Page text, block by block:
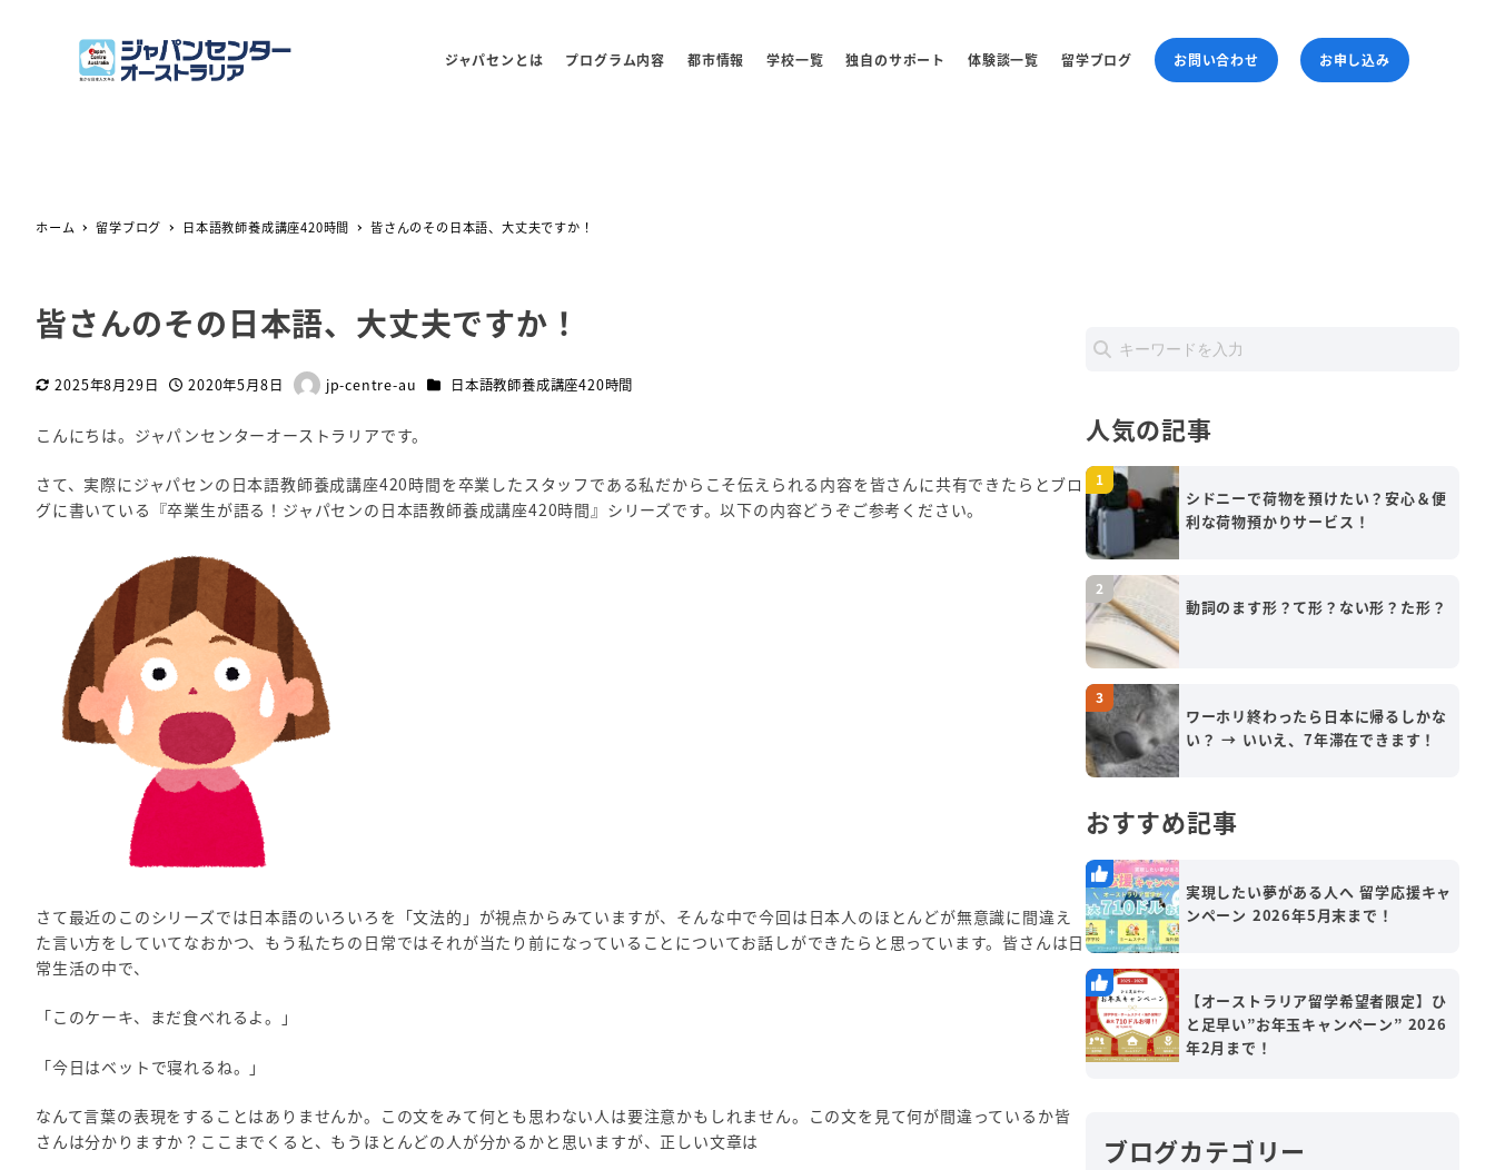
ジャパセンとは プログラム内容 都市情報 学校一覧 独自のサポート 体験談一覧 留学ブログ お問い合わせ お申し込み
ホーム 留学ブログ 日本語教師養成講座420時間 皆さんのその日本語、大丈夫ですか！
皆さんのその日本語、大丈夫ですか！
更新日2025年8月29日 投稿日2020年5月8日
著
jp-centre-au カテゴリー
日本語教師養成講座420時間
こんにちは。ジャパンセンターオーストラリアです。
さて、実際にジャパセンの日本語教師養成講座420時間を卒業したスタッフである私だからこそ伝えられる内容を皆さんに共有できたらとブロ
グに書いている『卒業生が語る！ジャパセンの日本語教師養成講座420時間』シリーズです。以下の内容どうぞご参考ください。
さて最近のこのシリーズでは日本語のいろいろを「文法的」が視点からみていますが、そんな中で今回は日本人のほとんどが無意識に間違え
た言い方をしていてなおかつ、もう私たちの日常ではそれが当たり前になっていることについてお話しができたらと思っています。皆さんは日
常生活の中で、
「このケーキ、まだ食べれるよ。」
「今日はベットで寝れるね。」
なんて言葉の表現をすることはありませんか。この文をみて何とも思わない人は要注意かもしれません。この文を見て何が間違っているか皆
さんは分かりますか？ここまでくると、もうほとんどの人が分かるかと思いますが、正しい文章は
人気の記事
シドニーで荷物を預けたい？安心＆便
利な荷物預かりサービス！
動詞のます形？て形？ない形？た形？
ワーホリ終わったら日本に帰るしかな
い？ → いいえ、7年滞在できます！
おすすめ記事
実現したい夢がある人へ 留学応援キャ
ンペーン 2026年5月末まで！
【オーストラリア留学希望者限定】ひ
と足早い”お年玉キャンペーン” 2026
年2月まで！
ブログカテゴリー